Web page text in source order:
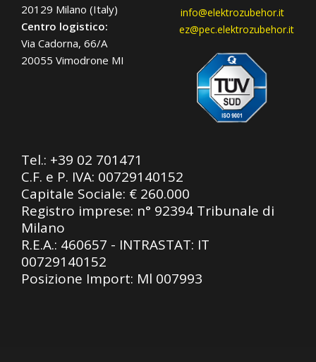
20129 Milano (Italy)
Centro logistico:
Via Cadorna, 66/A
20055 Vimodrone MI
info@elektrozubehor.it
ez@pec.elektrozubehor.it
Tel.: +39 02 701471
C.F. e P. IVA: 00729140152
Capitale Sociale: € 260.000
Registro imprese: n° 92394 Tribunale di
Milano
R.E.A.: 460657 - INTRASTAT: IT
00729140152
Posizione Import: Ml 007993